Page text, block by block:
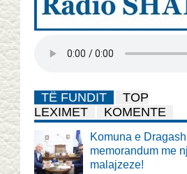
TË FUNDIT
TOP
LEXIMET
KOMENTE
Komuna e
memorandum me
malajzeze!